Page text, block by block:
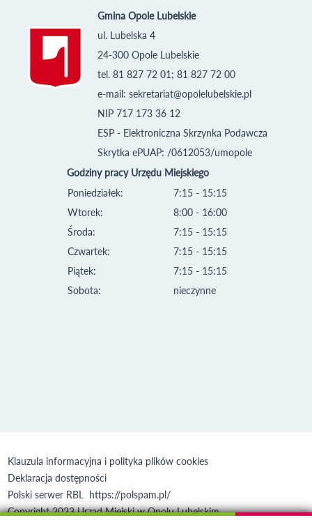
Gmina Opole Lubelskie
ul. Lubelska 4
24-300 Opole Lubelskie
tel. 81 827 72 01; 81 827 72 00
e-mail: sekretariat@opolelubelskie.pl
NIP 717 173 36 12
ESP - Elektroniczna Skrzynka Podawcza
Skrytka ePUAP: /0612053/umopole
Godziny pracy Urzędu Miejskiego
Poniedziałek:
Wtorek:
Środa:
Czwartek:
Piątek:
Sobota:
7:15 - 15:15
8:00 - 16:00
7:15 - 15:15
7:15 - 15:15
7:15 - 15:15
nieczynne
Klauzula informacyjna i polityka plików cookies
Deklaracja dostępności
Polski serwer RBL https://polspam.pl/
Copyright 2023 Urząd Miejski w Opolu Lubelskim